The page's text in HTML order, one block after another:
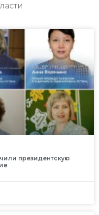
президентскую